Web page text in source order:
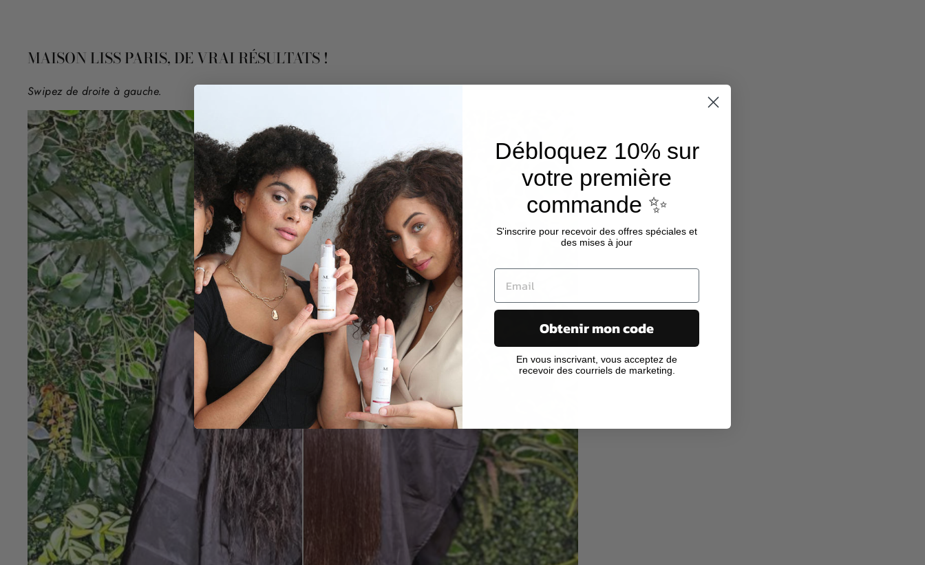
MAISON LISS PARIS, DE VRAI RÉSULTATS !
Swipez de droite à gauche.
Débloquez 10% sur
votre première
commande ✨
S'inscrire pour recevoir des offres spéciales et
des mises à jour
Obtenir mon code
En vous inscrivant, vous acceptez de
recevoir des courriels de marketing.